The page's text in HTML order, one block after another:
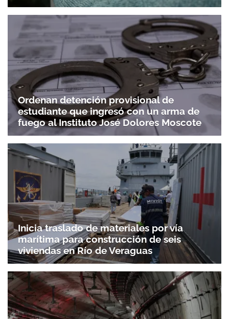
Ordenan detención provisional de
estudiante que ingresó con un arma de
fuego al Instituto José Dolores Moscote
Inicia traslado de materiales por vía
marítima para construcción de seis
viviendas en Río de Veraguas